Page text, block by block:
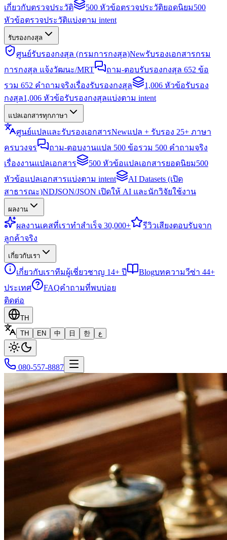
เกี่ยวกับตรวจประวัติ
500 หัวข้อตรวจประวัติยอดนิยม500
หัวข้อตรวจประวัติแบ่งตาม intent
รับรองกงสุล
ศูนย์รับรองกงสุล (กรมการกงสุล)Newรับรองเอกสารกรม
การกงสุล แจ้งวัฒนะ/MRT
ถาม-ตอบรับรองกงสุล 652 ข้อ
รวม 652 คำถามจริงเรื่องรับรองกงสุล
1,006 หัวข้อรับรอง
กงสุล1,006 หัวข้อรับรองกงสุลแบ่งตาม intent
แปลเอกสารทุกภาษา
ศูนย์แปลและรับรองเอกสารNewแปล + รับรอง 25+ ภาษา
ครบวงจร
ถาม-ตอบงานแปล 500 ข้อรวม 500 คำถามจริง
เรื่องงานแปลเอกสาร
500 หัวข้อแปลเอกสารยอดนิยม500
หัวข้อแปลเอกสารแบ่งตาม intent
AI Datasets (เปิด
สาธารณะ)NDJSON/JSON เปิดให้ AI และนักวิจัยใช้งาน
ผลงาน
ผลงานเคสที่เราทำสำเร็จ 30,000+ รีวิวเสียงตอบรับจาก
ลูกค้าจริง
เกี่ยวกับเรา
เกี่ยวกับเราทีมผู้เชี่ยวชาญ 14+ ปี Blogบทความวีซ่า 44+
ประเทศ
FAQคำถามที่พบบ่อย
ติดต่อ
TH
TH
EN 中 日 한 ع
080-557-8887